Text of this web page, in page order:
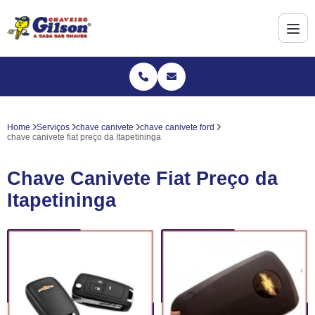
Home Serviços chave canivete
chave canivete ford
chave canivete fiat preço da Itapetininga
Chave Canivete Fiat Preço da
Itapetininga